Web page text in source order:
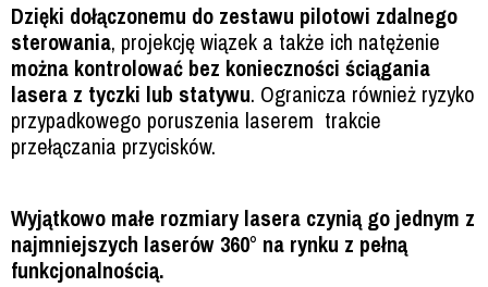
Dzięki dołączonemu do zestawu pilotowi zdalnego
sterowania, projekcję wiązek a także ich natężenie
można kontrolować bez konieczności ściągania
lasera z tyczki lub statywu. Ogranicza również ryzyko
przypadkowego poruszenia laserem trakcie
przełączania przycisków.
Wyjątkowo małe rozmiary lasera czynią go jednym z
najmniejszych laserów 360° na rynku z pełną
funkcjonalnością.